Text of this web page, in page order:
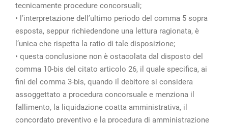
tecnicamente procedure concorsuali;
• l’interpretazione dell’ultimo periodo del comma 5 sopra
esposta, seppur richiedendone una lettura ragionata, è
l’unica che rispetta la ratio di tale disposizione;
• questa conclusione non è ostacolata dal disposto del
comma 10-bis del citato articolo 26, il quale specifica, ai
fini del comma 3-bis, quando il debitore si considera
assoggettato a procedura concorsuale e menziona il
fallimento, la liquidazione coatta amministrativa, il
concordato preventivo e la procedura di amministrazione